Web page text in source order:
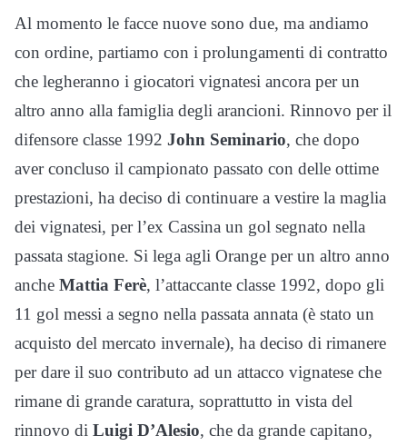
Al momento le facce nuove sono due, ma andiamo
con ordine, partiamo con i prolungamenti di contratto
che legheranno i giocatori vignatesi ancora per un
altro anno alla famiglia degli arancioni. Rinnovo per il
difensore classe 1992 John Seminario, che dopo
aver concluso il campionato passato con delle ottime
prestazioni, ha deciso di continuare a vestire la maglia
dei vignatesi, per l’ex Cassina un gol segnato nella
passata stagione. Si lega agli Orange per un altro anno
anche Mattia Ferè, l’attaccante classe 1992, dopo gli
11 gol messi a segno nella passata annata (è stato un
acquisto del mercato invernale), ha deciso di rimanere
per dare il suo contributo ad un attacco vignatese che
rimane di grande caratura, soprattutto in vista del
rinnovo di Luigi D’Alesio, che da grande capitano,